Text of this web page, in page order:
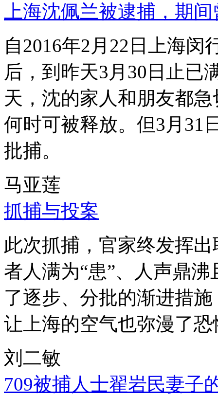
上海沈佩兰被逮捕，期
自2016年2月22日上海
后，到昨天3月30日止已
天，沈的家人和朋友都
何时可被释放。但3月31
批捕。
马亚莲
抓捕与投案
此次抓捕，官家终发挥
者人满为“患”、人声鼎
了逐步、分批的渐进措
让上海的空气也弥漫了
刘二敏
709被捕人士翟岩民妻子